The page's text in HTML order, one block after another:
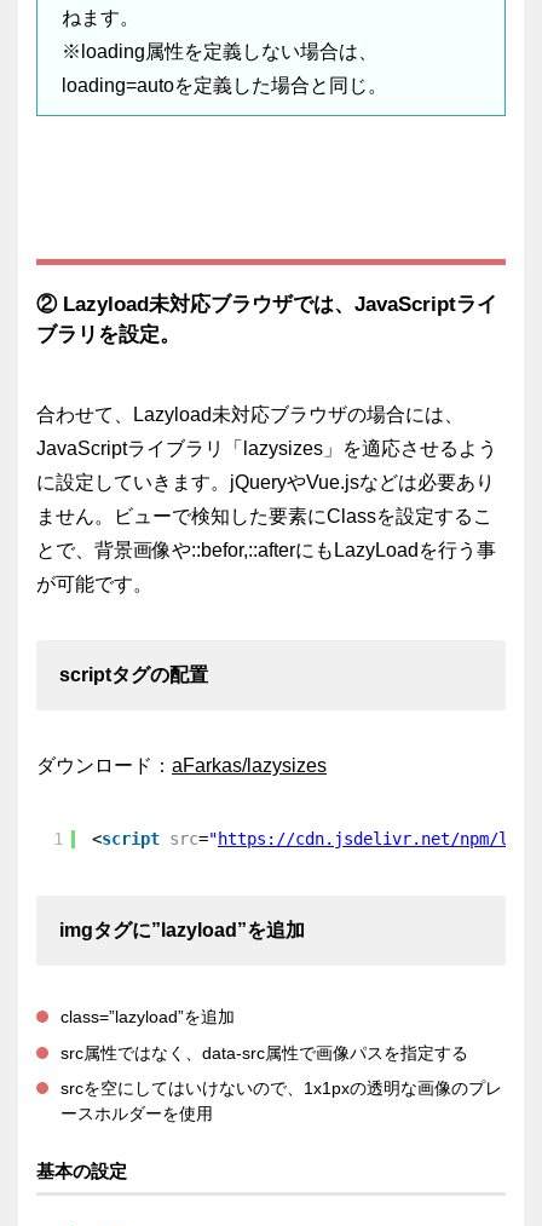
ねます。
※loading属性を定義しない場合は、
loading=autoを定義した場合と同じ。
② Lazyload未対応ブラウザでは、JavaScriptライ
ブラリを設定。
合わせて、Lazyload未対応ブラウザの場合には、
JavaScriptライブラリ「lazysizes」を適応させるよう
に設定していきます。jQueryやVue.jsなどは必要あり
ません。ビューで検知した要素にClassを設定するこ
とで、背景画像や::befor,::afterにもLazyLoadを行う事
が可能です。
scriptタグの配置
ダウンロード： aFarkas/lazysizes
1 <script src="https://cdn.jsdelivr.net/npm/
imgタグに”lazyload”を追加
class=”lazyload”を追加
src属性ではなく、data-src属性で画像パスを指定する
srcを空にしてはいけないので、1x1pxの透明な画像のプレ
ースホルダーを使用
基本の設定